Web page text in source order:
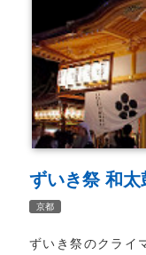
ずいき祭 和太
京都
ずいき祭のクライ